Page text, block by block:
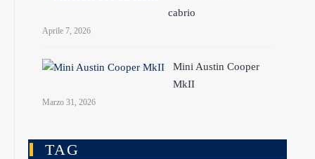
cabrio
Aprile 7, 2026
Mini Austin Cooper
MkII
Marzo 31, 2026
TAG